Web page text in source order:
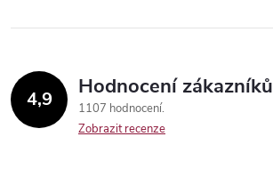
l
d
a
4,9 Hodnocení zákazníků
1107 hodnocení
Zobrazit recenze